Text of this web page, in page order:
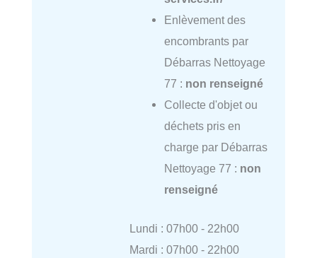
Enlèvement des
encombrants par
Débarras Nettoyage
77 : non renseigné
Collecte d'objet ou
déchets pris en
charge par Débarras
Nettoyage 77 : non
renseigné
Lundi : 07h00 - 22h00
Mardi : 07h00 - 22h00